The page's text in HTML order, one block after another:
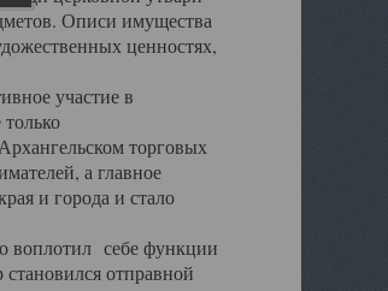
Описи имущества
ценностях,
участие в
торговых
а главное
и города и стало
себе функции
отправной